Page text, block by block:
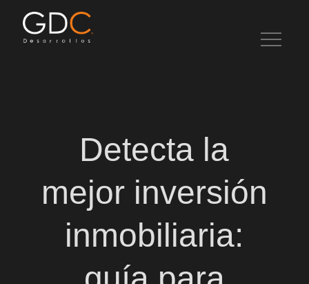
to
Detecta la
mejor inversión
inmobiliaria: